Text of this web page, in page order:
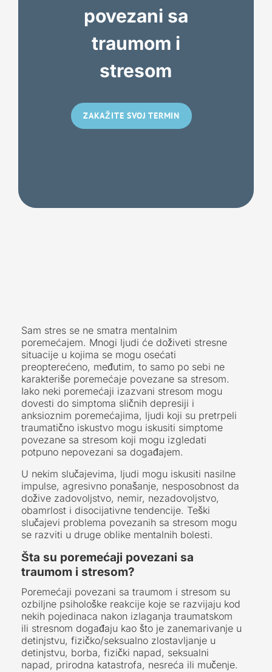
povezani sa
traumom i
stresom
ZAKAŽITE SVOJ TERMIN
Sam stres se ne smatra mentalnim
poremećajem. Mnogi ljudi će doživeti stresne
situacije u kojima se mogu osećati
preopterećeno, međutim, to samo po sebi ne
karakteriše poremećaje povezane sa stresom.
Iako neki poremećaji izazvani stresom mogu
dovesti do simptoma sličnih depresiji i
anksioznim poremećajima, ljudi koji su pretrpeli
traumatično iskustvo mogu iskusiti simptome
povezane sa stresom koji mogu izgledati
potpuno nepovezani sa događajem.
U nekim slučajevima, ljudi mogu iskusiti nasilne
impulse, agresivno ponašanje, nesposobnost da
dožive zadovoljstvo, nemir, nezadovoljstvo,
obamrlost i disocijativne tendencije. Teški
slučajevi problema povezanih sa stresom mogu
se razviti u druge oblike mentalnih bolesti.
Šta su poremećaji povezani sa
traumom i stresom?
Poremećaji povezani sa traumom i stresom su
ozbiljne psihološke reakcije koje se razvijaju kod
nekih pojedinaca nakon izlaganja traumatskom
ili stresnom događaju kao što je zanemarivanje u
detinjstvu, fizičko/seksualno zlostavljanje u
detinjstvu, borba, fizički napad, seksualni
napad, prirodna katastrofa, nesreća ili mučenje.